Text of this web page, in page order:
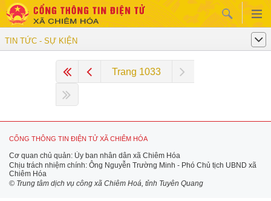
TIN TỨC - SỰ KIỆN
Trang 1033
CỔNG THÔNG TIN ĐIỆN TỬ XÃ CHIÊM HÓA
Cơ quan chủ quản: Ủy ban nhân dân xã Chiêm Hóa
Chịu trách nhiệm chính: Ông Nguyễn Trường Minh - Phó Chủ tịch UBND xã
Chiêm Hóa
© Trung tâm dịch vụ công xã Chiêm Hoá, tỉnh Tuyên Quang